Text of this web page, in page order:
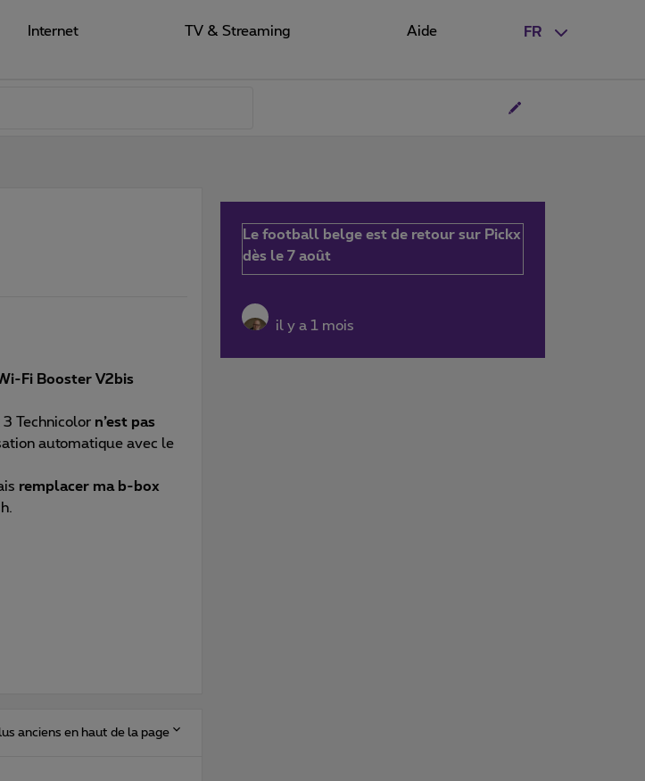
FR
Internet TV & Streaming Aide
Fi Booster V2bis
Technicolor n’est pas
automatique avec le
remplacer ma b-box
anciens en haut de la page
Le football belge est de retour sur Pickx
dès le 7 août
il y a 1 mois